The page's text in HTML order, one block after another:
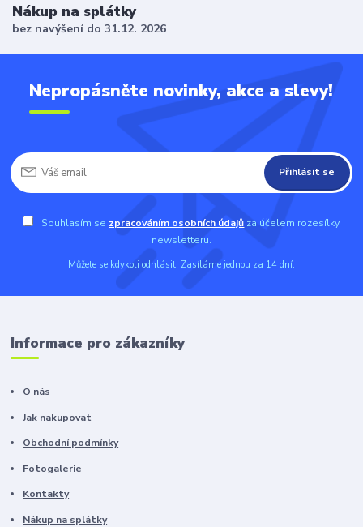
Nákup na splátky
bez navýšení do 31.12. 2026
Nepropásněte novinky, akce a slevy!
Přihlásit se
Souhlasím se zpracováním osobních údajů za účelem rozesílky
newsletteru.
Můžete se kdykoli odhlásit. Zasíláme jednou za 14 dní.
Informace pro zákazníky
O nás
Jak nakupovat
Obchodní podmínky
Fotogalerie
Kontakty
Nákup na splátky